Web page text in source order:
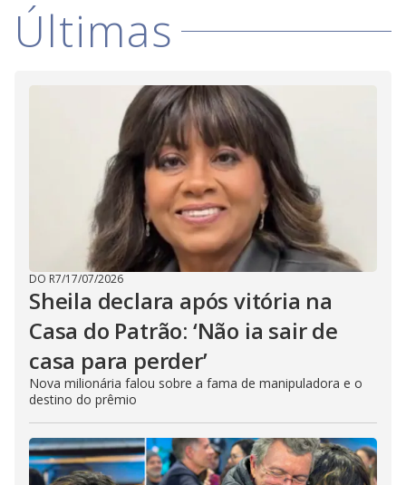
Últimas
DO R7/17/07/2026
Sheila declara após vitória na
Casa do Patrão: ‘Não ia sair de
casa para perder’
Nova milionária falou sobre a fama de manipuladora e o
destino do prêmio